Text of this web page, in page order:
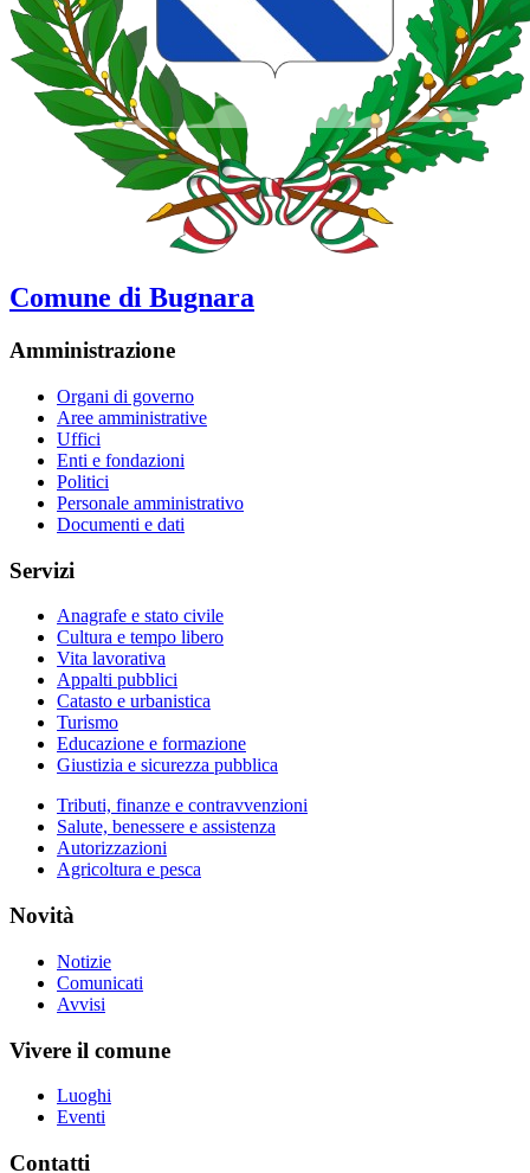
Comune di Bugnara
Amministrazione
Organi di governo
Aree amministrative
Uffici
Enti e fondazioni
Politici
Personale amministrativo
Documenti e dati
Servizi
Anagrafe e stato civile
Cultura e tempo libero
Vita lavorativa
Appalti pubblici
Catasto e urbanistica
Turismo
Educazione e formazione
Giustizia e sicurezza pubblica
Tributi, finanze e contravvenzioni
Salute, benessere e assistenza
Autorizzazioni
Agricoltura e pesca
Novità
Notizie
Comunicati
Avvisi
Vivere il comune
Luoghi
Eventi
Contatti